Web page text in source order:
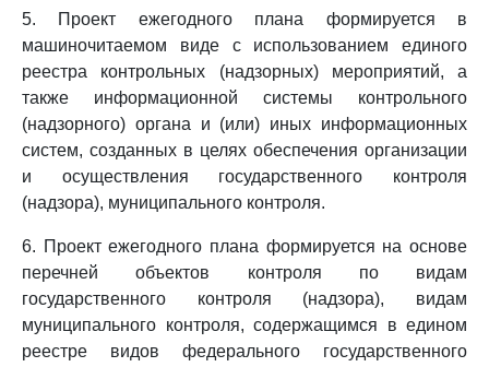
5. Проект ежегодного плана формируется в
машиночитаемом виде с использованием единого
реестра контрольных (надзорных) мероприятий, а
также информационной системы контрольного
(надзорного) органа и (или) иных информационных
систем, созданных в целях обеспечения организации
и осуществления государственного контроля
(надзора), муниципального контроля.
6. Проект ежегодного плана формируется на основе
перечней объектов контроля по видам
государственного контроля (надзора), видам
муниципального контроля, содержащимся в едином
реестре видов федерального государственного